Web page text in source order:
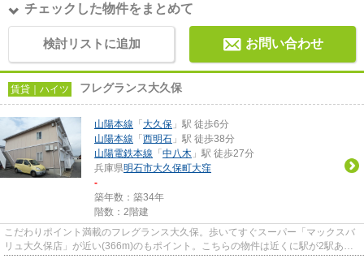
チェックした物件をまとめて
検討リストに追加 お問い合わせ
賃貸｜ハイツ フレグランス大久保
山陽本線 「 大久保 」駅 徒歩6分
山陽本線 「 西明石 」駅 徒歩38分
山陽電鉄本線 「 中八木 」駅 徒歩27分
兵庫県明石市大久保町大窪
-
築年数：築34年
階数：2階建
こだわりポイント満載のフレグランス大久保。歩いてすぐスーパー「マックスバ
リュ大久保店」が近い(366m)のもポイント。こちらの物件は近くに駅が2駅あり